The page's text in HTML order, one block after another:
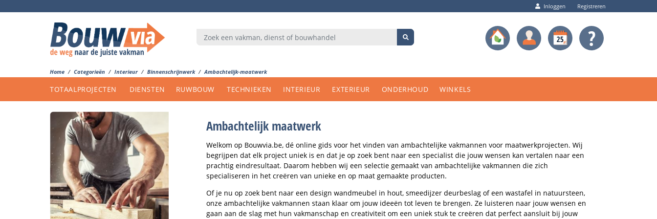
Inloggen Registreren
Home Categorieën Interieur Binnenschrijnwerk Ambachtelijk-maatwerk
TOTAALPROJECTEN DIENSTEN RUWBOUW TECHNIEKEN INTERIEUR EXTERIEUR ONDERHOUD WINKELS
Ambachtelijk maatwerk
Welkom op Bouwvia.be, dé online gids voor het vinden van ambachtelijke vakmannen voor maatwerkprojecten. Wij
begrijpen dat elk project uniek is en dat je op zoek bent naar een specialist die jouw wensen kan vertalen naar een
prachtig eindresultaat. Daarom hebben wij een selectie gemaakt van ambachtelijke vakmannen die zich
specialiseren in het creëren van unieke en op maat gemaakte producten.
Of je nu op zoek bent naar een design wandmeubel in hout, smeedijzer deurbeslag of een wastafel in natuursteen,
onze ambachtelijke vakmannen staan klaar om jouw ideeën tot leven te brengen. Ze luisteren naar jouw wensen en
gaan aan de slag met hun vakmanschap en creativiteit om een uniek stuk te creëren dat perfect aansluit bij jouw